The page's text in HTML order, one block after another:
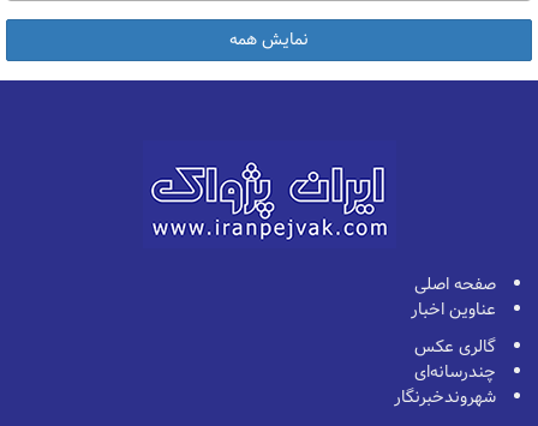
نمایش همه
صفحه اصلی
عناوین اخبار
گالری عکس
چندرسانه‌ای
شهروندخبرنگار